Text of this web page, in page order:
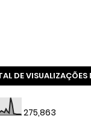
DE VISUALIZAÇÕES
275,863